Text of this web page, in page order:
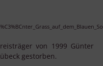
von 1999 Günter
gestorben.